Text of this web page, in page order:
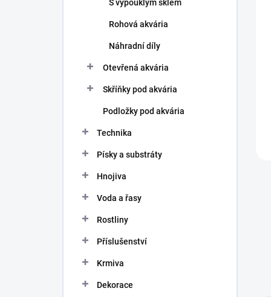
S vypouklým sklem
Rohová akvária
Náhradní díly
Otevřená akvária
Skříňky pod akvária
Podložky pod akvária
Technika
Písky a substráty
Hnojiva
Voda a řasy
Rostliny
Příslušenství
Krmiva
Dekorace